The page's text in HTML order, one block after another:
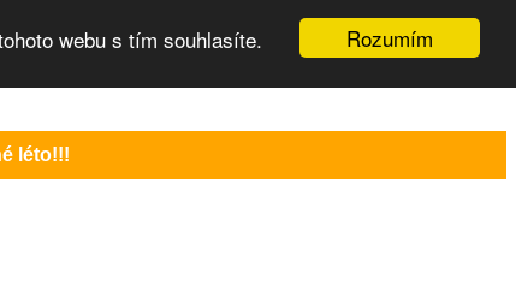
Rozumím
webu s tím souhlasíte.
léto!!!